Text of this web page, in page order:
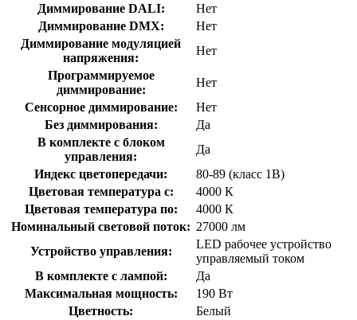
Диммирование DALI:
Нет
Диммирование DMX:
Нет
Диммирование модуляцией
напряжения:
Нет
Программируемое
диммирование:
Нет
Сенсорное диммирование:
Нет
Без диммирования:
Да
В комплекте с блоком
управления:
Да
Индекс цветопередачи:
80-89 (класс 1В)
Цветовая температура с:
4000 К
Цветовая температура по:
4000 К
Номинальный световой поток: 27000 лм
Устройство управления:
LED рабочее устройство
управляемый током
В комплекте с лампой:
Да
Максимальная мощность:
190 Вт
Цветность:
Белый